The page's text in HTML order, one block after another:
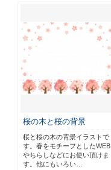
桜の木と桜の背景
桜と桜の木の背景イラストで
す。春をモチーフとしたWEB
やちらしなどにお使い頂けま
す。他にもいろい…